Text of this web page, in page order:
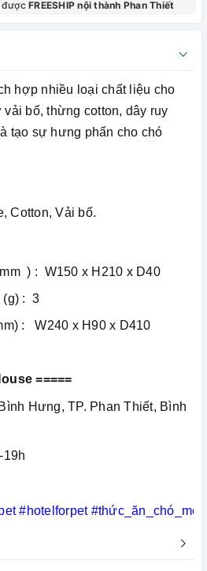
đượcFREESHIP nội thành Phan Thiết
hợp nhiều loại chất liệu cho
bố, thừng cotton, dây ruy
tạo sự hưng phấn cho chó
Cotton, Vải bố.
) : W150 x H210 x D40
(g) : 3
: W240 x H90 x D410
=====
Hưng, TP. Phan Thiết, Bình
#hotelforpet #thức_ăn_chó_mèo